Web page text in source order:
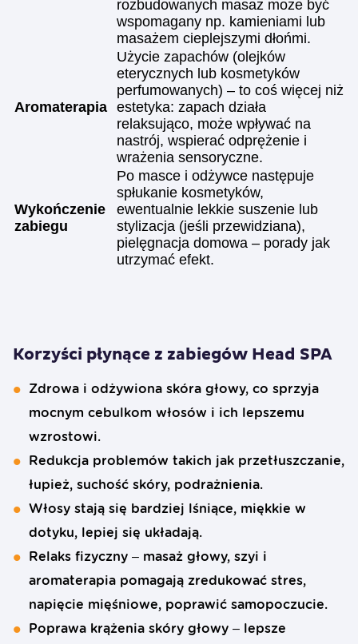
rozbudowanych masaż może być
wspomagany np. kamieniami lub
masażem cieplejszymi dłońmi.
Aromaterapia
Użycie zapachów (olejków
eterycznych lub kosmetyków
perfumowanych) – to coś więcej niż
estetyka: zapach działa
relaksująco, może wpływać na
nastrój, wspierać odprężenie i
wrażenia sensoryczne.
Wykończenie
zabiegu
Po masce i odżywce następuje
spłukanie kosmetyków,
ewentualnie lekkie suszenie lub
stylizacja (jeśli przewidziana),
pielęgnacja domowa – porady jak
utrzymać efekt.
Korzyści płynące z zabiegów Head SPA
Zdrowa i odżywiona skóra głowy, co sprzyja
mocnym cebulkom włosów i ich lepszemu
wzrostowi.
Redukcja problemów takich jak przetłuszczanie,
łupież, suchość skóry, podrażnienia.
Włosy stają się bardziej lśniące, miękkie w
dotyku, lepiej się układają.
Relaks fizyczny – masaż głowy, szyi i
aromaterapia pomagają zredukować stres,
napięcie mięśniowe, poprawić samopoczucie.
Poprawa krążenia skóry głowy – lepsze